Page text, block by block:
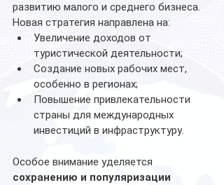
развитию малого и среднего бизнеса.
Новая стратегия направлена на:
Увеличение доходов от
туристической деятельности;
Создание новых рабочих мест,
особенно в регионах;
Повышение привлекательности
страны для международных
инвестиций в инфраструктуру.
Особое внимание уделяется
сохранению и популяризации